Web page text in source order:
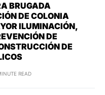
BRUGADA
DE COLONIA
ILUMINACIÓN,
DE
DE
READ